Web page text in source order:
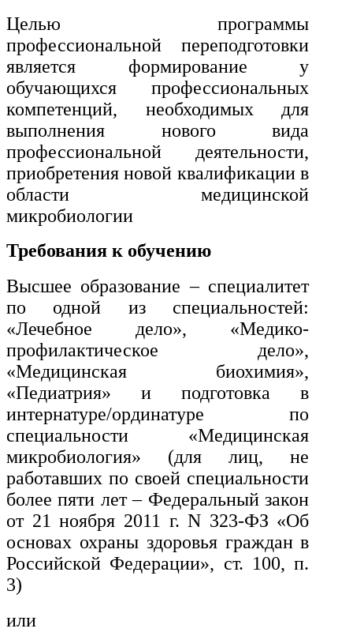
Целью программы
профессиональной переподготовки
является формирование у
обучающихся профессиональных
компетенций, необходимых для
выполнения нового вида
профессиональной деятельности,
приобретения новой квалификации в
области медицинской
микробиологии
Требования к обучению
Высшее образование – специалитет
по одной из специальностей:
«Лечебное дело», «Медико-
профилактическое дело»,
«Медицинская биохимия»,
«Педиатрия» и подготовка в
интернатуре/ординатуре по
специальности «Медицинская
микробиология» (для лиц, не
работавших по своей специальности
более пяти лет – Федеральный закон
от 21 ноября 2011 г. N 323-ФЗ «Об
основах охраны здоровья граждан в
Российской Федерации», ст. 100, п.
3)
или